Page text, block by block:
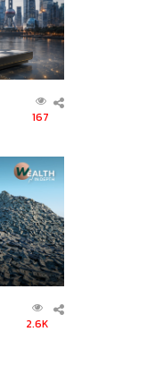
167
2.6K